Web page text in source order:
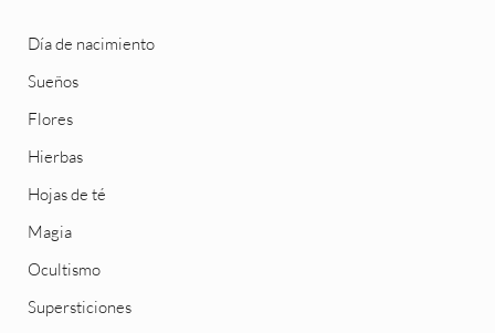
Día de nacimiento
Sueños
Flores
Hierbas
Hojas de té
Magia
Ocultismo
Supersticiones